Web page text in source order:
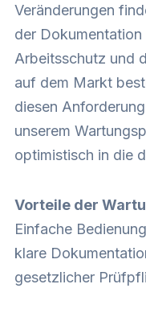
Veränderungen
der
Arbeitsschutz und
auf dem Markt
diesen
unserem
optimistisch in die
Vorteile der
Einfache
klare
gesetzlicher